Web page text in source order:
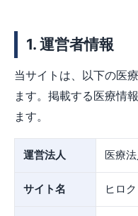
1. 運営者情報
当サイトは、以下の医
ます。掲載する医療情
ます。
運営法人 医療
サイト名 ヒロ